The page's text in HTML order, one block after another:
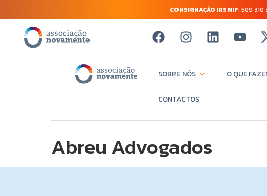
CONSIGNAÇÃO IRS NIF: 509 310
SOBRE NÓS O QUE
CONTACTOS
Abreu Advogados